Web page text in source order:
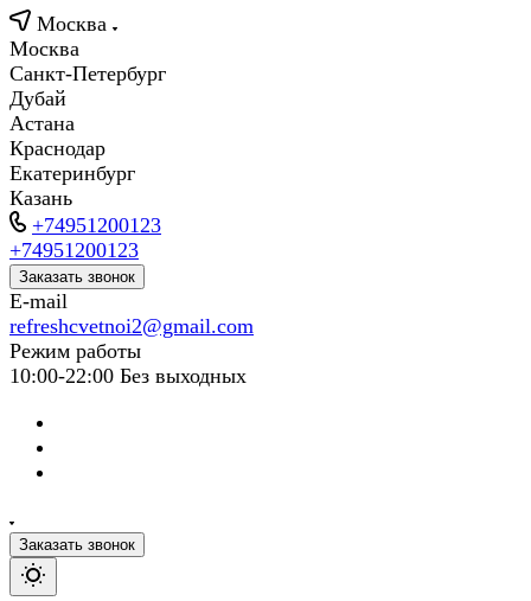
Москва
Москва
Санкт-Петербург
Дубай
Астана
Краснодар
Екатеринбург
Казань
+74951200123
+74951200123
Заказать звонок
E-mail
refreshcvetnoi2@gmail.com
Режим работы
10:00-22:00 Без выходных
Заказать звонок